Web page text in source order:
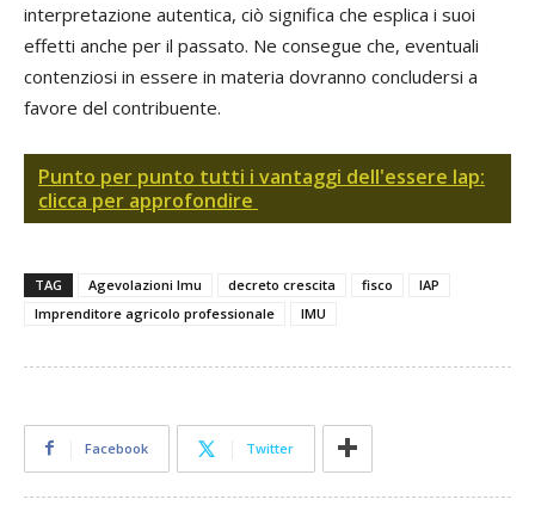
interpretazione autentica, ciò significa che esplica i suoi
effetti anche per il passato. Ne consegue che, eventuali
contenziosi in essere in materia dovranno concludersi a
favore del contribuente.
Punto per punto tutti i vantaggi dell'essere Iap:
clicca per approfondire
TAG Agevolazioni Imu decreto crescita fisco
IAP
Imprenditore agricolo professionale
IMU
Facebook Twitter